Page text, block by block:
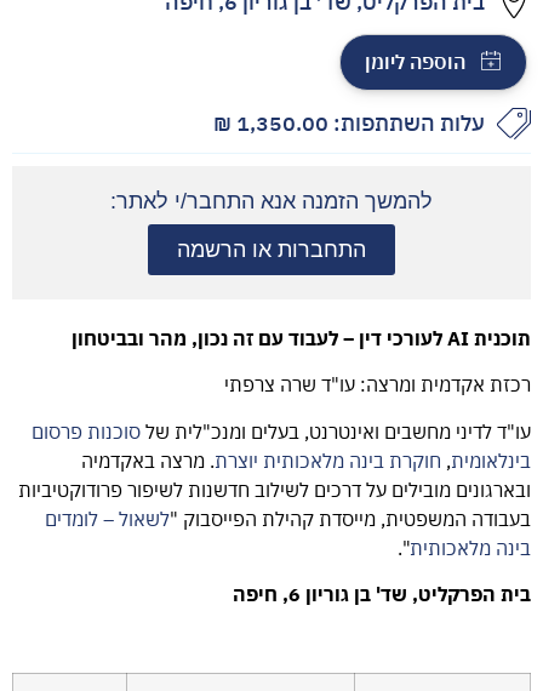
עלות השתתפות: 1,350.00
₪
להמשך הזמנה אנא התחבר/י לאתר:
התחברות או הרשמה
תוכנית AI לעורכי דין – לעבוד עם זה נכון, מהר ובביטחון
רכזת אקדמית ומרצה: עו"ד שרה צרפתי
עו"ד לדיני מחשבים ואינטרנט, בעלים ומנכ"לית של סוכנות פרסום
בינלאומית, חוקרת בינה מלאכותית יוצרת. מרצה באקדמיה
ובארגונים מובילים על דרכים לשילוב חדשנות לשיפור פרודוקטיביות
בעבודה המשפטית, מייסדת קהילת הפייסבוק "לשאול – לומדים
בינה מלאכותית".
בית הפרקליט, שד' בן גוריון 6, חיפה